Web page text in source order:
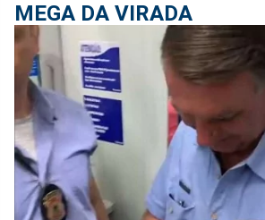
MEGA DA VIRADA